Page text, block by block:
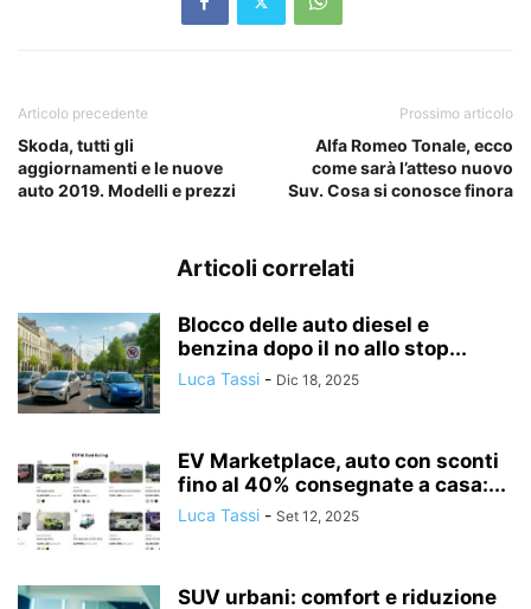
Articolo precedente
Skoda, tutti gli
aggiornamenti e le nuove
auto 2019. Modelli e prezzi
Prossimo articolo
Alfa Romeo Tonale, ecco
come sarà l’atteso nuovo
Suv. Cosa si conosce finora
Articoli correlati
Blocco delle auto diesel e
benzina dopo il no allo stop...
Luca Tassi - Dic 18, 2025
EV Marketplace, auto con sconti
fino al 40% consegnate a casa:...
Luca Tassi - Set 12, 2025
SUV urbani: comfort e riduzione